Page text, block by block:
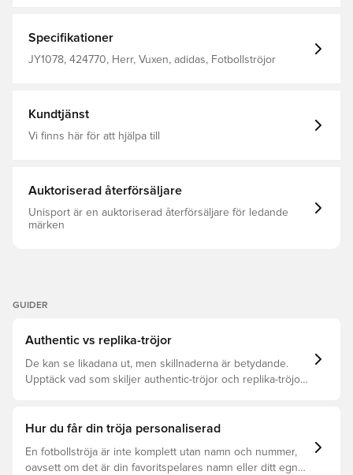
ett Red Devils-emblem och en Trefoil-logga, vilket skapar
en stil inspirerad av 1980-talet. Mjukt, lätt stretchigt tyg
garanterar att du representerar ditt lag i komfort. Normal
emblem
Specifikationer
JY1078, 424770, Herr, Vuxen, adidas, Fotbollströjor
Kundtjänst
Vi finns här för att hjälpa till
Auktoriserad återförsäljare
Unisport är en auktoriserad återförsäljare för ledande
märken
GUIDER
Authentic vs replika-tröjor
De kan se likadana ut, men skillnaderna är betydande.
Upptäck vad som skiljer authentic-tröjor och replika-tröjor
Hur du får din tröja personaliserad
En fotbollströja är inte komplett utan namn och nummer,
oavsett om det är din favoritspelares namn eller ditt egna.